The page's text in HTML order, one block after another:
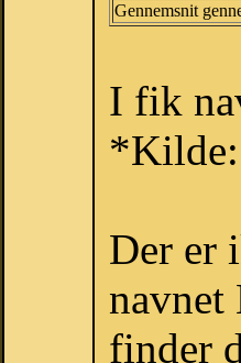
Gennemsnit
I fik
*Kilde:
Der er
navnet
finder